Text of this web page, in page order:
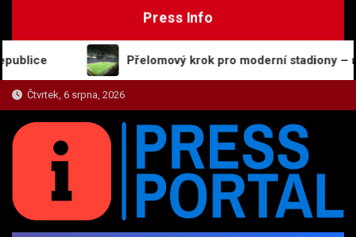
Press Info
Přelomový krok pro moderní stadiony – nové
Čtvrtek, 6 srpna, 2026
Zajímavosti, názory a on-line zpravodajství